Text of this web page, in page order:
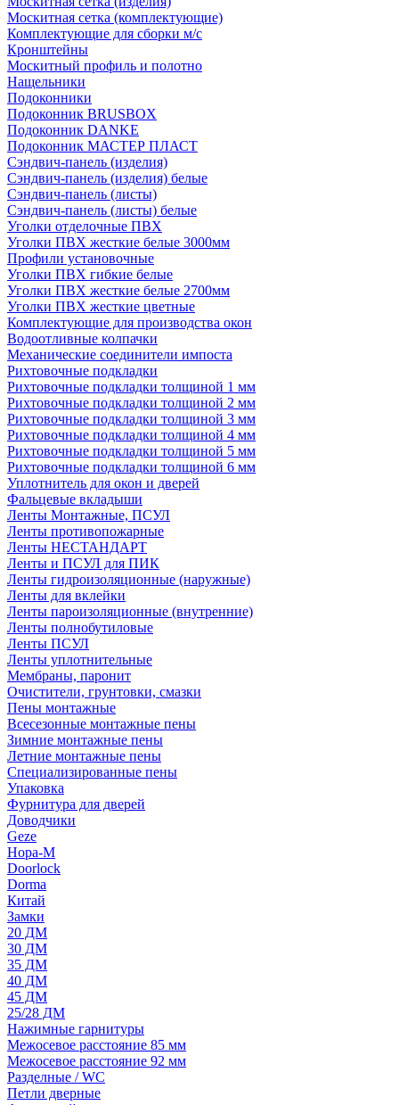
Москитная сетка (комплектующие)
Комплектующие для сборки м/с
Кронштейны
Москитный профиль и полотно
Нащельники
Подоконники
Подоконник BRUSBOX
Подоконник DANKE
Подоконник МАСТЕР ПЛАСТ
Сэндвич-панель (изделия)
Сэндвич-панель (изделия) белые
Сэндвич-панель (листы)
Сэндвич-панель (листы) белые
Уголки отделочные ПВХ
Уголки ПВХ жесткие белые 3000мм
Профили установочные
Уголки ПВХ гибкие белые
Уголки ПВХ жесткие белые 2700мм
Уголки ПВХ жесткие цветные
Комплектующие для производства окон
Водоотливные колпачки
Механические соединители импоста
Рихтовочные подкладки
Рихтовочные подкладки толщиной 1 мм
Рихтовочные подкладки толщиной 2 мм
Рихтовочные подкладки толщиной 3 мм
Рихтовочные подкладки толщиной 4 мм
Рихтовочные подкладки толщиной 5 мм
Рихтовочные подкладки толщиной 6 мм
Уплотнитель для окон и дверей
Фальцевые вкладыши
Ленты Монтажные, ПСУЛ
Ленты противопожарные
Ленты НЕСТАНДАРТ
Ленты и ПСУЛ для ПИК
Ленты гидроизоляционные (наружные)
Ленты для вклейки
Ленты пароизоляционные (внутренние)
Ленты полнобутиловые
Ленты ПСУЛ
Ленты уплотнительные
Мембраны, паронит
Очистители, грунтовки, смазки
Пены монтажные
Всесезонные монтажные пены
Зимние монтажные пены
Летние монтажные пены
Специализированные пены
Упаковка
Фурнитура для дверей
Доводчики
Geze
Нора-М
Doorlock
Dorma
Китай
Замки
20 ДМ
30 ДМ
35 ДМ
40 ДМ
45 ДМ
25/28 ДМ
Нажимные гарнитуры
Межосевое расстояние 85 мм
Межосевое расстояние 92 мм
Разделные / WC
Петли дверные